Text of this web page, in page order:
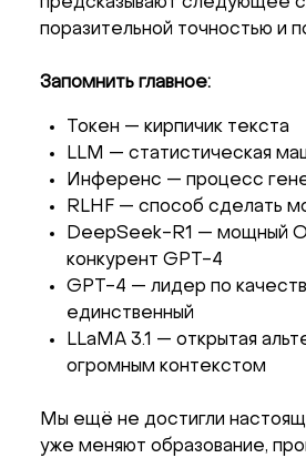
поразительной точностью и
Запомнить главное:
Токен — кирпичик текста
LLM — статистическая
Инференс — процесс
RLHF — способ сделать
DeepSeek-R1 — мощный
конкурент GPT-4
GPT-4 — лидер по
единственный
LLaMA 3.1 — открытая
огромным контекстом
Мы ещё не достигли
уже меняют образование,